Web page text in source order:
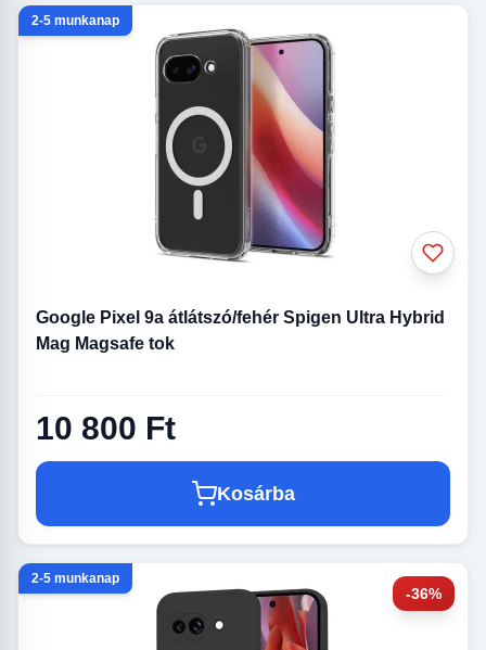
2-5 munkanap
Google Pixel 9a átlátszó/fehér Spigen Ultra Hybrid
Mag Magsafe tok
10 800 Ft
Kosárba
-36%
2-5 munkanap